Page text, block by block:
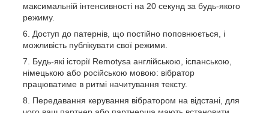
максимальній інтенсивності на 20 секунд за будь-якого
режиму.
Доступ до патернів, що постійно поповнюється, і
можливість публікувати свої режими.
Будь-які історії Remotysa англійською, іспанською,
німецькою або російською мовою: вібратор
працюватиме в ритмі начитування тексту.
Передавання керування вібратором на відстані, для